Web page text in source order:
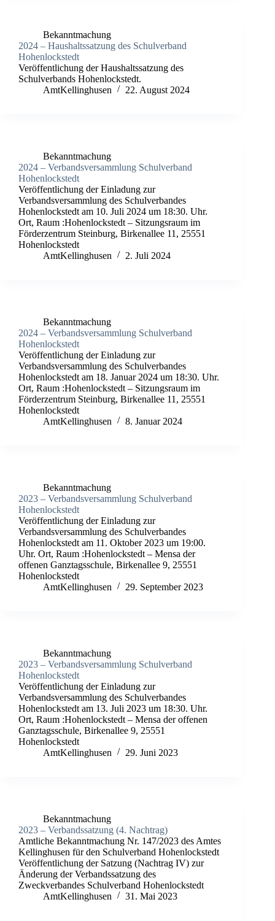
Bekanntmachung
2024 – Haushaltssatzung des Schulverband
Hohenlockstedt
Veröffentlichung der Haushaltssatzung des
Schulverbands Hohenlockstedt.
AmtKellinghusen
22. August 2024
Bekanntmachung
2024 – Verbandsversammlung Schulverband
Hohenlockstedt
Veröffentlichung der Einladung zur
Verbandsversammlung des Schulverbandes
Hohenlockstedt am 10. Juli 2024 um 18:30. Uhr.
Ort, Raum :Hohenlockstedt – Sitzungsraum im
Förderzentrum Steinburg, Birkenallee 11, 25551
Hohenlockstedt
AmtKellinghusen
2. Juli 2024
Bekanntmachung
2024 – Verbandsversammlung Schulverband
Hohenlockstedt
Veröffentlichung der Einladung zur
Verbandsversammlung des Schulverbandes
Hohenlockstedt am 18. Januar 2024 um 18:30. Uhr.
Ort, Raum :Hohenlockstedt – Sitzungsraum im
Förderzentrum Steinburg, Birkenallee 11, 25551
Hohenlockstedt
AmtKellinghusen
8. Januar 2024
Bekanntmachung
2023 – Verbandsversammlung Schulverband
Hohenlockstedt
Veröffentlichung der Einladung zur
Verbandsversammlung des Schulverbandes
Hohenlockstedt am 11. Oktober 2023 um 19:00.
Uhr. Ort, Raum :Hohenlockstedt – Mensa der
offenen Ganztagsschule, Birkenallee 9, 25551
Hohenlockstedt
AmtKellinghusen
29. September 2023
Bekanntmachung
2023 – Verbandsversammlung Schulverband
Hohenlockstedt
Veröffentlichung der Einladung zur
Verbandsversammlung des Schulverbandes
Hohenlockstedt am 13. Juli 2023 um 18:30. Uhr.
Ort, Raum :Hohenlockstedt – Mensa der offenen
Ganztagsschule, Birkenallee 9, 25551
Hohenlockstedt
AmtKellinghusen
29. Juni 2023
Bekanntmachung
2023 – Verbandssatzung (4. Nachtrag)
Amtliche Bekanntmachung Nr. 147/2023 des Amtes
Kellinghusen für den Schulverband Hohenlockstedt
Veröffentlichung der Satzung (Nachtrag IV) zur
Änderung der Verbandssatzung des
Zweckverbandes Schulverband Hohenlockstedt
AmtKellinghusen
31. Mai 2023